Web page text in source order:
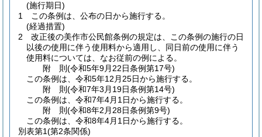
(施行期日)
1
この条例は、公布の日から施行する。
(経過措置)
2
改正後の美作市公民館条例の規定は、この条例の施行の日
以後の使用に伴う使用料から適用し、同日前の使用に伴う
使用料については、なお従前の例による。
附 則(令和5年9月22日条例第17号)
この条例は、令和5年12月25日から施行する。
附 則(令和7年3月19日条例第14号)
この条例は、令和7年4月1日から施行する。
附 則(令和8年2月28日条例第9号)
この条例は、令和8年4月1日から施行する。
別表第1(第2条関係)